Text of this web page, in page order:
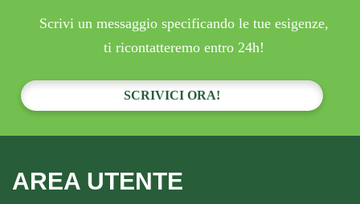
Scrivi un messaggio specificando le tue esigenze,
ti ricontatteremo entro 24h!
SCRIVICI ORA!
AREA UTENTE